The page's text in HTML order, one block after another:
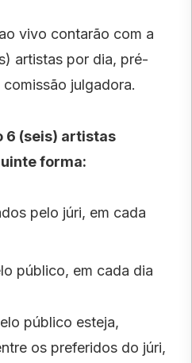
vivo contarão com a
artistas por dia, pré-
julgadora.
6 (seis) artistas
forma:
pelo júri, em cada
público, em cada dia
público esteja,
os preferidos do júri,